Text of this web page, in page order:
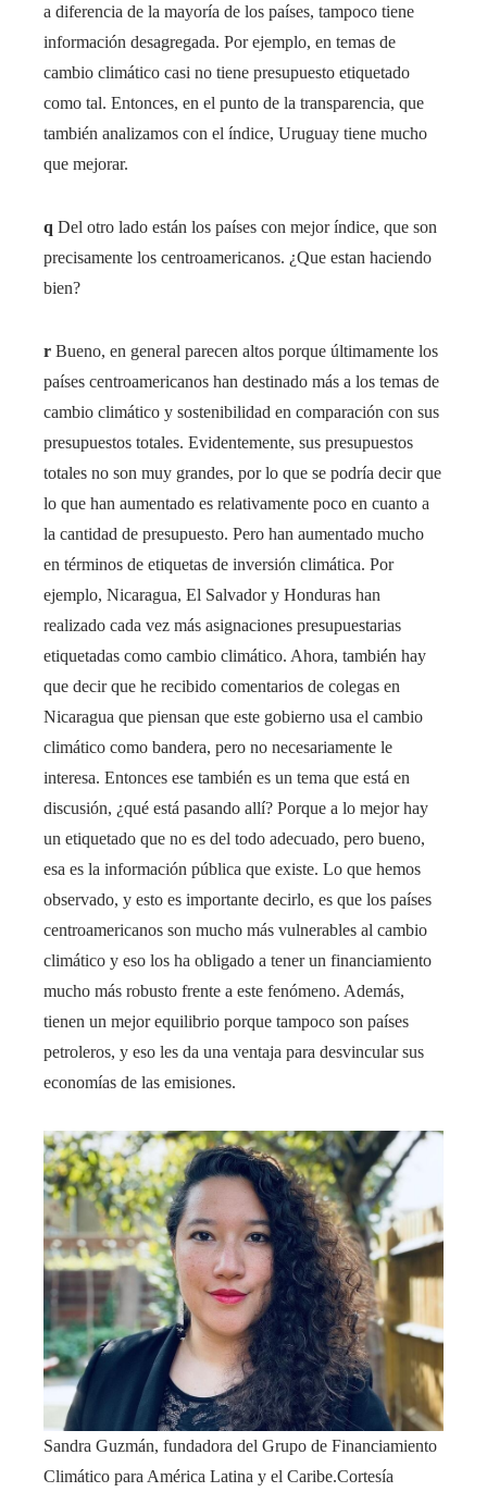
a diferencia de la mayoría de los países, tampoco tiene
información desagregada. Por ejemplo, en temas de
cambio climático casi no tiene presupuesto etiquetado
como tal. Entonces, en el punto de la transparencia, que
también analizamos con el índice, Uruguay tiene mucho
que mejorar.
q Del otro lado están los países con mejor índice, que son
precisamente los centroamericanos. ¿Que estan haciendo
bien?
r Bueno, en general parecen altos porque últimamente los
países centroamericanos han destinado más a los temas de
cambio climático y sostenibilidad en comparación con sus
presupuestos totales. Evidentemente, sus presupuestos
totales no son muy grandes, por lo que se podría decir que
lo que han aumentado es relativamente poco en cuanto a
la cantidad de presupuesto. Pero han aumentado mucho
en términos de etiquetas de inversión climática. Por
ejemplo, Nicaragua, El Salvador y Honduras han
realizado cada vez más asignaciones presupuestarias
etiquetadas como cambio climático. Ahora, también hay
que decir que he recibido comentarios de colegas en
Nicaragua que piensan que este gobierno usa el cambio
climático como bandera, pero no necesariamente le
interesa. Entonces ese también es un tema que está en
discusión, ¿qué está pasando allí? Porque a lo mejor hay
un etiquetado que no es del todo adecuado, pero bueno,
esa es la información pública que existe. Lo que hemos
observado, y esto es importante decirlo, es que los países
centroamericanos son mucho más vulnerables al cambio
climático y eso los ha obligado a tener un financiamiento
mucho más robusto frente a este fenómeno. Además,
tienen un mejor equilibrio porque tampoco son países
petroleros, y eso les da una ventaja para desvincular sus
economías de las emisiones.
Sandra Guzmán, fundadora del Grupo de Financiamiento
Climático para América Latina y el Caribe.Cortesía